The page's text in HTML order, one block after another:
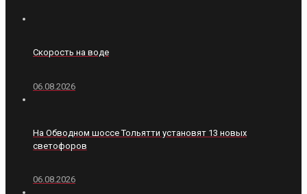
Скорость на воде
06.08.2026
На Обводном шоссе Тольятти установят 13 новых
светофоров
06.08.2026